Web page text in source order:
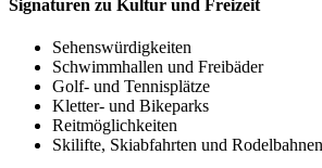
Signaturen zu Kultur und Freizeit
Sehenswürdigkeiten
Schwimmhallen und Freibäder
Golf- und Tennisplätze
Kletter- und Bikeparks
Reitmöglichkeiten
Skilifte, Skiabfahrten und Rodelbahnen